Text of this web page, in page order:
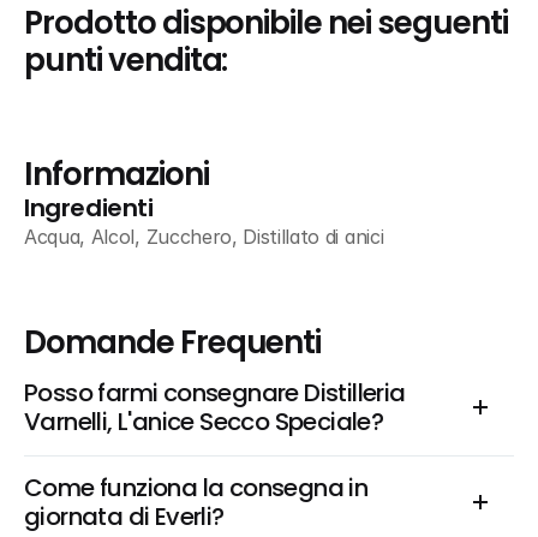
Prodotto disponibile nei seguenti
punti vendita:
Informazioni
Ingredienti
Acqua, Alcol, Zucchero, Distillato di anici
Domande Frequenti
Posso farmi consegnare Distilleria
Varnelli, L'anice Secco Speciale?
Come funziona la consegna in
giornata di Everli?